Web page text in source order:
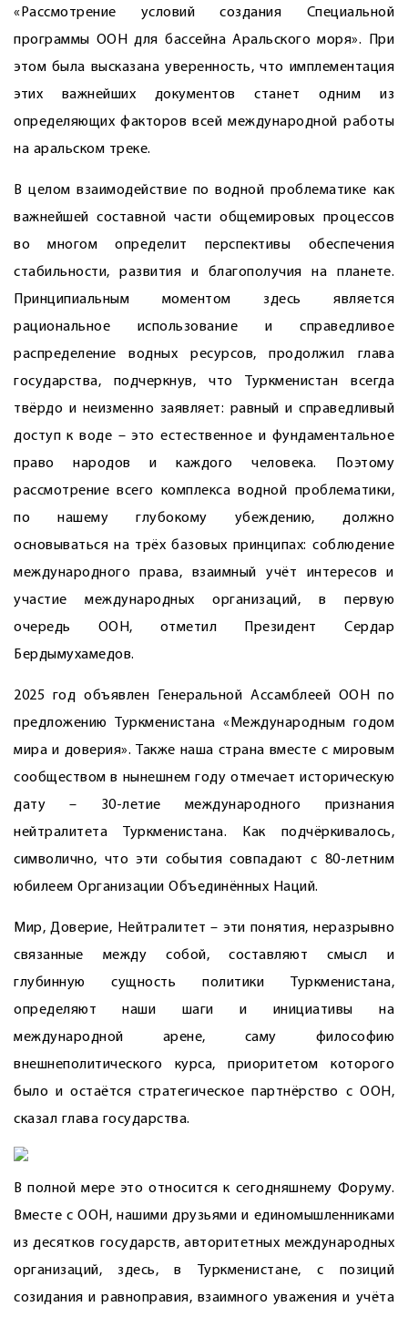
«Рассмотрение условий создания Специальной
программы ООН для бассейна Аральского моря». При
этом была высказана уверенность, что имплементация
этих важнейших документов станет одним из
определяющих факторов всей международной работы
на аральском треке.
В целом взаимодействие по водной проблематике как
важнейшей составной части общемировых процессов
во многом определит перспективы обеспечения
стабильности, развития и благополучия на планете.
Принципиальным моментом здесь является
рациональное использование и справедливое
распределение водных ресурсов, продолжил глава
государства, подчеркнув, что Туркменистан всегда
твёрдо и неизменно заявляет: равный и справедливый
доступ к воде – это естественное и фундаментальное
право народов и каждого человека. Поэтому
рассмотрение всего комплекса водной проблематики,
по нашему глубокому убеждению, должно
основываться на трёх базовых принципах: соблюдение
международного права, взаимный учёт интересов и
участие международных организаций, в первую
очередь ООН, отметил Президент Сердар
Бердымухамедов.
2025 год объявлен Генеральной Ассамблеей ООН по
предложению Туркменистана «Международным годом
мира и доверия». Также наша страна вместе с мировым
сообществом в нынешнем году отмечает историческую
дату – 30-летие международного признания
нейтралитета Туркменистана. Как подчёркивалось,
символично, что эти события совпадают с 80-летним
юбилеем Организации Объединённых Наций.
Мир, Доверие, Нейтралитет – эти понятия, неразрывно
связанные между собой, составляют смысл и
глубинную сущность политики Туркменистана,
определяют наши шаги и инициативы на
международной арене, саму философию
внешнеполитического курса, приоритетом которого
было и остаётся стратегическое партнёрство с ООН,
сказал глава государства.
В полной мере это относится к сегодняшнему Форуму.
Вместе с ООН, нашими друзьями и единомышленниками
из десятков государств, авторитетных международных
организаций, здесь, в Туркменистане, с позиций
созидания и равноправия, взаимного уважения и учёта